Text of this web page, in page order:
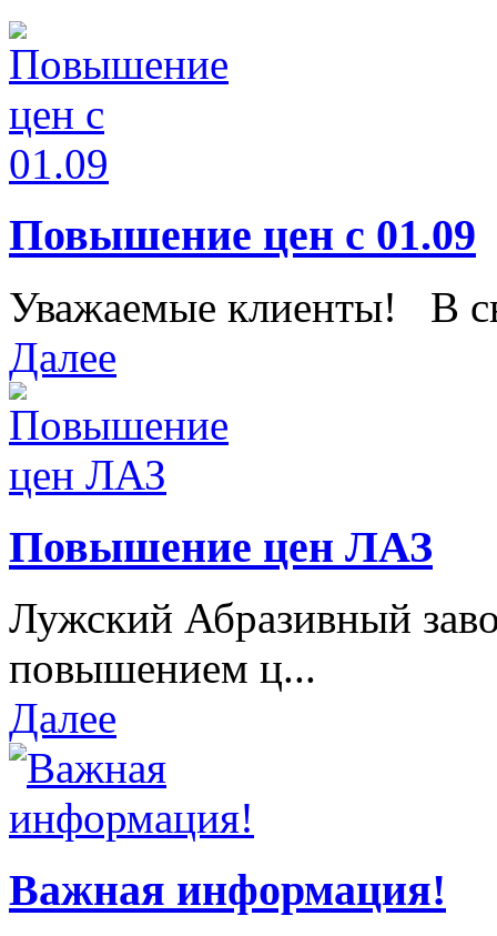
Повышение цен с 01.09
Уважаемые клиенты! В
Далее
Повышение цен ЛАЗ
Лужский Абразивный
повышением ц...
Далее
Важная информация!